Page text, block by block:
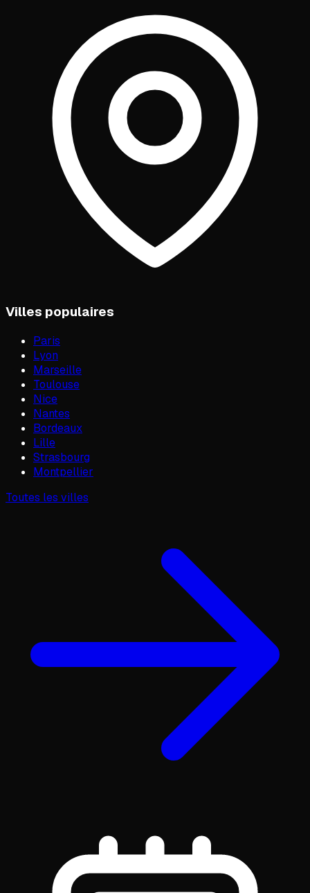
Villes populaires
Paris
Lyon
Marseille
Toulouse
Nice
Nantes
Bordeaux
Lille
Strasbourg
Montpellier
Toutes les villes